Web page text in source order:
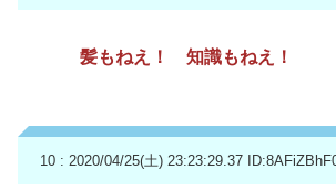
髪もねえ！ 知識もねえ！
10 : 2020/04/25(土) 23:23:29.37